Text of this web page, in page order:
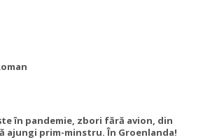
în pandemie, zbori fără avion, din
ajungi prim-minstru. În Groenlanda!